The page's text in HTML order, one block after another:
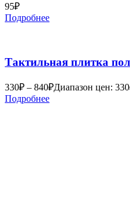
95₽
Подробнее
Тактильная плитка
330₽ – 840₽Диапазон цен:
Подробнее